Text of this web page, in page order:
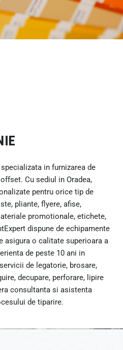
in furnizarea de
Cu sediul in Oradea,
pentru orice tip de
pliante, flyere, afise,
promotionale, etichete,
dispune de echipamente
asigura o calitate superioara a
de peste 10 ani in
de legatorie, brosare,
decupare, perforare, lipire
consultanta si asistenta
de tiparire.